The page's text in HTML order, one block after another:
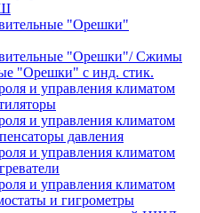
"Орешки"
"Орешки"/ Сжимы
"Орешки" с инд. стик.
и управления климатом
и управления климатом
давления
и управления климатом
и управления климатом
и гигрометры